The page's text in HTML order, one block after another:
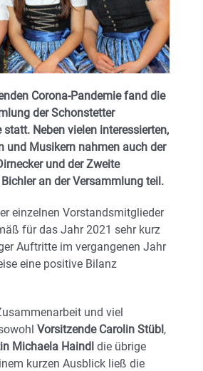
Corona-Pandemie fand die
der Schonstetter
Neben vielen interessierten,
und Musikern nahmen auch der
und der Zweite
an der Versammlung teil.
einzelnen Vorstandsmitglieder
für das Jahr 2021 sehr kurz
Auftritte im vergangenen Jahr
eine positive Bilanz
und viel
Vorsitzende Carolin Stübl,
Michaela Haindl die übrige
kurzen Ausblick ließ die